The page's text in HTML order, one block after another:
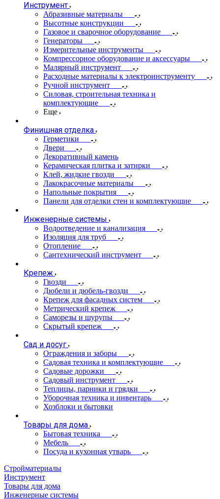
Инструмент
Абразивные материалы
Высотные конструкции
Газовое и сварочное оборудование
Генераторы
Измерительные инструменты
Компрессорное оборудование и аксессуары
Малярный инструмент
Расходные материалы к электроинструменту
Ручной инструмент
Силовая, строительная техника и
комплектующие
Еще
Финишная отделка
Герметики
Двери
Декоративный камень
Керамическая плитка и затирки
Клей, жидкие гвозди
Лакокрасочные материалы
Напольные покрытия
Панели для отделки стен и комплектующие
Инженерные системы
Водоотведение и канализация
Изоляция для труб
Отопление
Сантехнический инструмент
Крепеж
Гвозди
Дюбели и дюбель-гвозди
Крепеж для фасадных систем
Метрический крепеж
Саморезы и шурупы
Скрытый крепеж
Сад и досуг
Ограждения и заборы
Садовая техника и комплектующие
Садовые дорожки
Садовый инструмент
Теплицы, парники и грядки
Уборочная техника и инвентарь
Хозблоки и бытовки
Товары для дома
Бытовая техника
Мебель
Посуда и кухонная утварь
Стройматериалы
Инструмент
Товары для дома
Инженерные системы